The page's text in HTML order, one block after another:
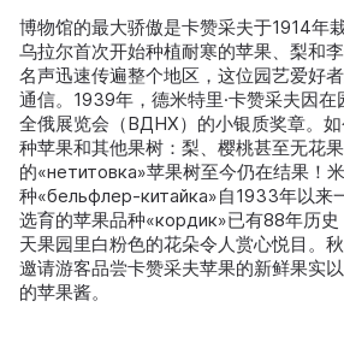
博物馆的最大骄傲是卡赞采夫于1914年
乌拉尔首次开始种植耐寒的苹果、梨和
名声迅速传遍整个地区，这位园艺爱好
通信。1939年，德米特里·卡赞采夫因
全俄展览会（ВДНХ）的小银质奖章。
种苹果和其他果树：梨、樱桃甚至无花
的«нетитовка»苹果树至今仍在结果！
种«бельфлер-китайка»自1933年以来
选育的苹果品种«кордик»已有88年历
天果园里白粉色的花朵令人赏心悦目。
邀请游客品尝卡赞采夫苹果的新鲜果实
的苹果酱。